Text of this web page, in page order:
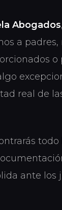
Abogados
a
real de
ante los